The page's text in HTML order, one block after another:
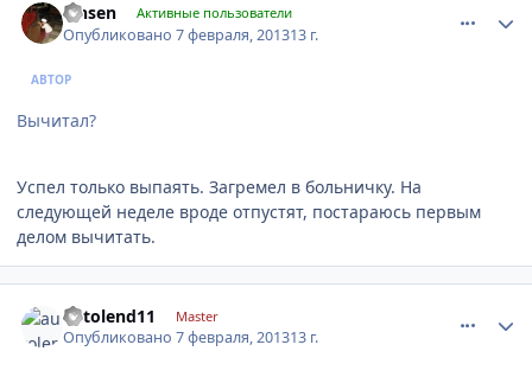
lansen Активные пользователи
Опубликовано7 февраля, 201313 г.
АВТОР
Вычитал?
Успел только выпаять. Загремел в больничку. На
следующей неделе вроде отпустят, постараюсь первым
делом вычитать.
autolend11 Master
Опубликовано7 февраля, 201313 г.